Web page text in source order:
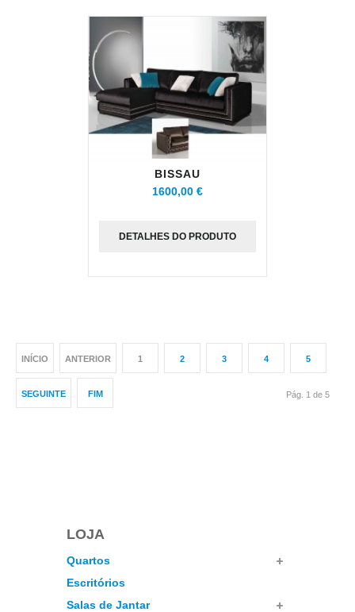
BISSAU
1600,00 €
DETALHES DO PRODUTO
INÍCIO ANTERIOR 1 2 3 4 5
SEGUINTE FIM Pág. 1 de 5
LOJA
Quartos
Escritórios
Salas de Jantar